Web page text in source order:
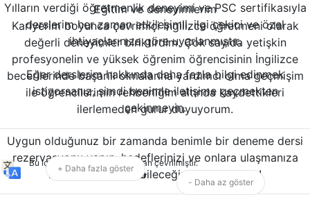
Yılların verdiği öğretmenlik deneyimi ve PSC sertifikasıyla
derslerim her zaman etkileşimli, ilgi çekici ve özel
ihtiyaçlarınıza göre uyarlanmıştır.
Eğer derslerim hakkında daha fazla bilgi edinmek
istiyorsanız, şimdi benimle iletişime geçmekten
çekinmeyin.
Uygun olduğunuz bir zamanda benimle bir deneme dersi
rezervasyonu yapın, hedeflerinizi ve onlara ulaşmanıza
nasıl yardımcı olabileceğimi tartışabiliriz!
Eğitim ve deneyimlerim
Kariyerim boyunca çevrimiçi İngilizce öğretmeni olarak
değerli deneyimler biriktirdim. Çok sayıda yetişkin
profesyonelin ve yüksek öğrenim öğrencisinin İngilizce
becerilerinde başarılı olmalarına yardımcı olma geçmişim
ile öğrencilerimin rehberliğim altında kaydettikleri
ilerlemeden gurur duyuyorum.
Bu içerik yapay zeka tarafından çevrilmiştir.
Orijinalini göster
+ Daha fazla göster
- Daha az göster